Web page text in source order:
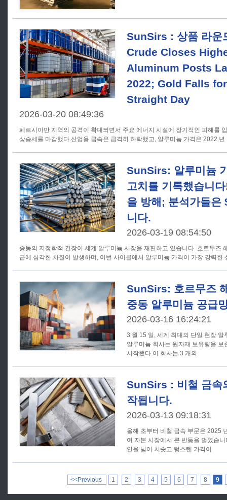
SunSirs : 상품 라운
Crude Closes
Aluminum Posts
2022; Gold Falls
Straight Day
2026-03-20 08:49:36
페르시아만 지역의 공격이 확대되면서 주요 에너지 시설에 장기적인 피해를
상승세를 마감했다.산업용 금속은 급격히 하락했고, 알루미늄 가격은 2022 년
SunSirs: 알루미늄
고치를 기록했습니
을 방해; 분석가들은
니다.
2026-03-19 08:54:50
중동의 지정학적 긴장이 세계 알루미늄 시장을 재편하고 있습니다. 호르무즈
급에 심각한 차질이 발생하며, 이번 사이클에서 알루미늄 가격이 가장 강력한
SunSirs: 호르무즈
중동 알루미늄 공급
2026-03-16 16:24:21
3 월 15 일, 세계 최대의 단일 현장
알루미늄 회사는 원자재 보유량을
시작했다.이 회사는 3 개의
SunSirs : 비철 금속
작됩니다.
2026-03-13 09:18:31
올해 초부터 비철 금속 부문은 2025
여 자본 시장에서 큰 반등을 벌였습
안을 넘어 치솟고 텅스텐 가격이
<<Previous 1 2 3 4 5 6 7 8 9